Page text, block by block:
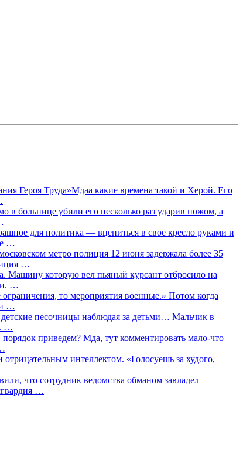
Героя Труда»Мдаа какие времена такой и Херой. Его
больнице убили его несколько раз ударив ножом, а
для политика — вцепиться в свое кресло руками и
…
метро полиция 12 июня задержала более 35
…
Машину которую вел пьяный курсант отбросило на
…
то мероприятия военные.» Потом когда
…
песочницы наблюдая за детьми… Мальчик в
…
приведем? Мда, тут комментировать мало-что
интеллектом. «Голосуешь за худого, –
что сотрудник ведомства обманом завладел
…